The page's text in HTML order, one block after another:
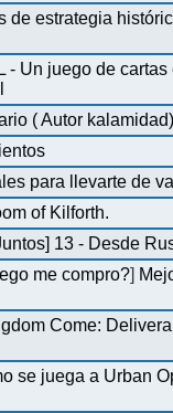
de estrategia
- Un juego de
( Autor
para llevarte de
of Kilforth.
13 - Desde
me compro?]
Come:
se juega a Urban